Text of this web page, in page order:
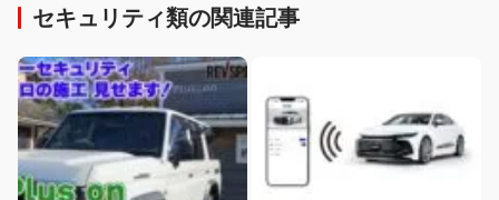
セキュリティ類の関連記事